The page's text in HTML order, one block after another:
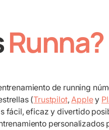
Runna?
de running
(Trustpilot,Appley
fácil, eficaz y divertido
personalizados